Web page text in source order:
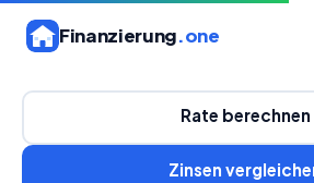
Finanzierung.one
Rate berechnen
Zinsen